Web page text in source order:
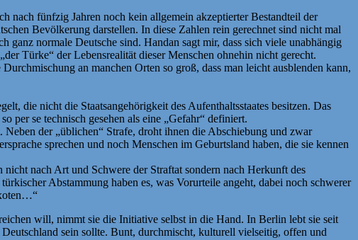
nach fünfzig Jahren noch kein allgemein akzeptierter Bestandteil der
Bevölkerung darstellen. In diese Zahlen rein gerechnet sind nicht mal
ganz normale Deutsche sind. Handan sagt mir, dass sich viele unabhängig
Türke“ der Lebensrealität dieser Menschen ohnehin nicht gerecht.
an manchen Orten so groß, dass man leicht ausblenden kann,
die nicht die Staatsangehörigkeit des Aufenthaltsstaates besitzen. Das
per se technisch gesehen als eine „Gefahr“ definiert.
der „üblichen“ Strafe, droht ihnen die Abschiebung und zwar
sprechen und noch Menschen im Geburtsland haben, die sie kennen
nach Art und Schwere der Straftat sondern nach Herkunft des
Abstammung haben es, was Vorurteile angeht, dabei noch schwerer
will, nimmt sie die Initiative selbst in die Hand. In Berlin lebt sie seit
sein sollte. Bunt, durchmischt, kulturell vielseitig, offen und